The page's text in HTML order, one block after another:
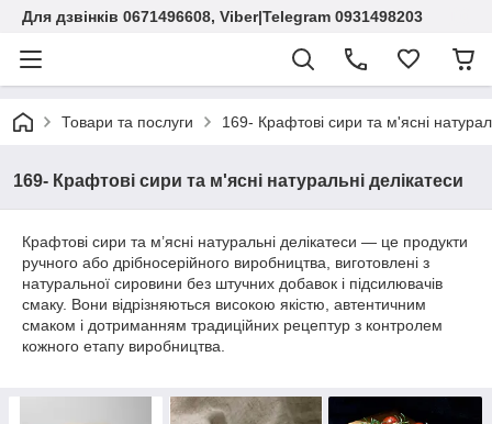
Для дзвінків 0671496608, Viber|Telegram 0931498203
Товари та послуги 169- Крафтові сири та м'ясні
169- Крафтові сири та м'ясні натуральні делікатеси
Крафтові сири та м’ясні натуральні делікатеси — це продукти
ручного або дрібносерійного виробництва, виготовлені з
натуральної сировини без штучних добавок і підсилювачів
смаку. Вони відрізняються високою якістю, автентичним
смаком і дотриманням традиційних рецептур з контролем
кожного етапу виробництва.